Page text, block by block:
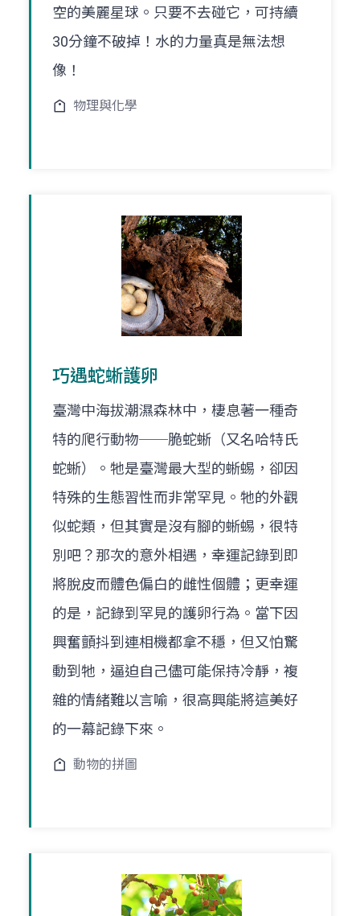
空的美麗星球。只要不去碰它，可持續
30分鐘不破掉！水的力量真是無法想
像！
物理與化學
巧遇蛇蜥護卵
臺灣中海拔潮濕森林中，棲息著一種奇
特的爬行動物──脆蛇蜥（又名哈特氏
蛇蜥）。牠是臺灣最大型的蜥蜴，卻因
特殊的生態習性而非常罕見。牠的外觀
似蛇類，但其實是沒有腳的蜥蜴，很特
別吧？那次的意外相遇，幸運記錄到即
將脫皮而體色偏白的雌性個體；更幸運
的是，記錄到罕見的護卵行為。當下因
興奮顫抖到連相機都拿不穩，但又怕驚
動到牠，逼迫自己儘可能保持冷靜，複
雜的情緒難以言喻，很高興能將這美好
的一幕記錄下來。
動物的拼圖